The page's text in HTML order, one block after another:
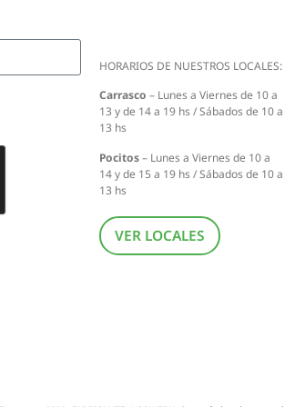
HORARIOS DE NUESTROS LOCALES:
Carrasco – Lunes a Viernes de 10 a
13 y de 14 a 19 hs / Sábados de 10 a
13 hs
Pocitos– Lunes a Viernes de 10 a
14 y de 15 a 19 hs / Sábados de 10 a
13 hs
VER LOCALES